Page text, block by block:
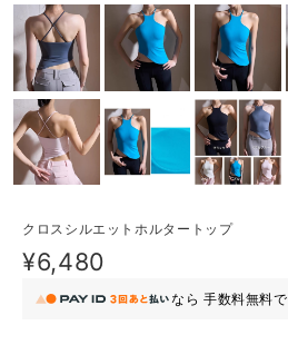
クロスシルエットホルタートップ
¥6,480
なら 手数料無料で